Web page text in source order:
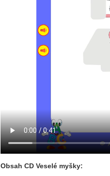
Obsah CD Veselé myšky: